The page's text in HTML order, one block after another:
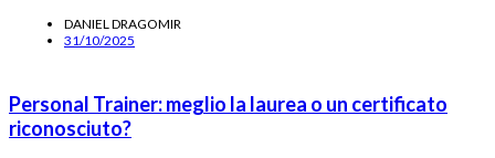
DANIEL DRAGOMIR
31/10/2025
Personal Trainer: meglio la laurea o un certificato
riconosciuto?